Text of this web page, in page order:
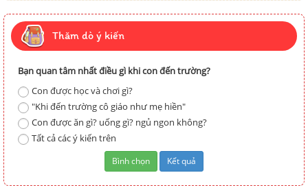
Thăm dò ý kiến
Bạn quan tâm nhất điều gì khi con đến trường?
Con được học và chơi gì?
"Khi đến trường cô giáo như mẹ hiền"
Con được ăn gì? uống gì? ngủ ngon không?
Tất cả các ý kiến trên